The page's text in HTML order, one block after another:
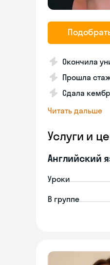
Окончила
Прошла
Сдала
Читать дальше
Услуги и
Английский
Уроки
В группе